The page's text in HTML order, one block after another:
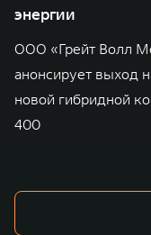
энергии
ООО «Грейт Волл
анонсирует выход
новой гибридной
400